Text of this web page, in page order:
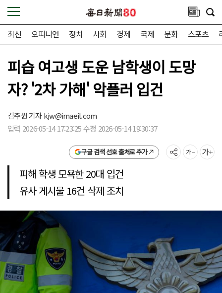
최신 오피니언 정치 사회 경제 국제 문화 스포츠
피습 여고생 도운 남학생이 도망
자? '2차 가해' 악플러 입건
김주원 기자kjw@imaeil.com
입력 2026-05-14 17:23:25 수정 2026-05-14 19:30:37
구글 검색 선호 출처로 추가
피해 학생 모욕한 20대 입건
유사 게시물 16건 삭제 조치